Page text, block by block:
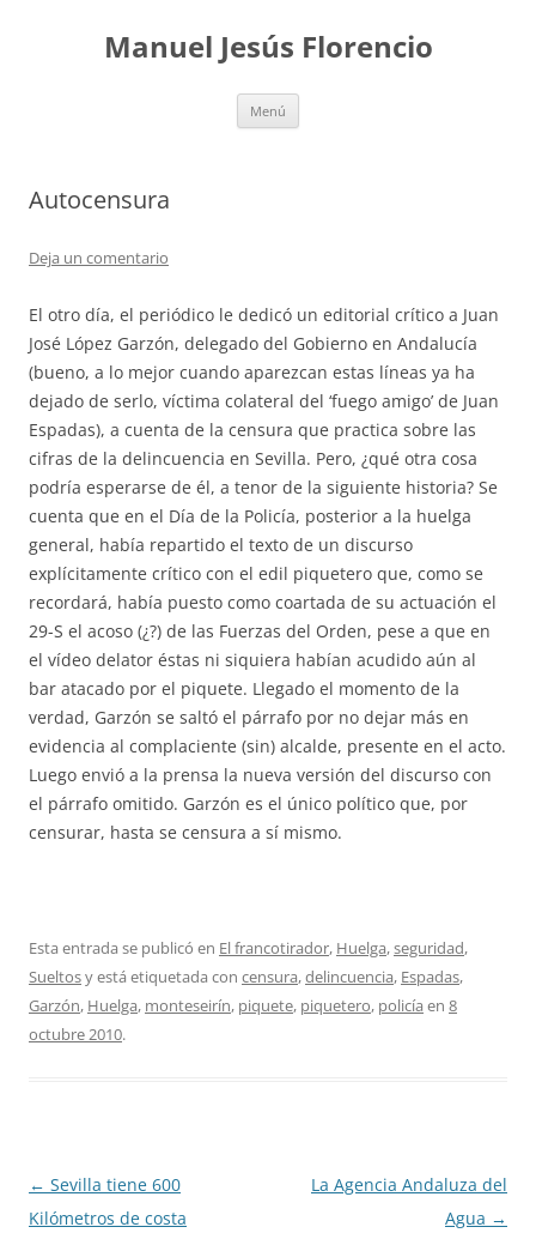
contenidoManuel Jesús Florencio
Menú
Autocensura
Deja un comentario
El otro día, el periódico le dedicó un editorial crítico a Juan
José López Garzón, delegado del Gobierno en Andalucía
(bueno, a lo mejor cuando aparezcan estas líneas ya ha
dejado de serlo, víctima colateral del ‘fuego amigo’ de Juan
Espadas), a cuenta de la censura que practica sobre las
cifras de la delincuencia en Sevilla. Pero, ¿qué otra cosa
podría esperarse de él, a tenor de la siguiente historia? Se
cuenta que en el Día de la Policía, posterior a la huelga
general, había repartido el texto de un discurso
explícitamente crítico con el edil piquetero que, como se
recordará, había puesto como coartada de su actuación el
29-S el acoso (¿?) de las Fuerzas del Orden, pese a que en
el vídeo delator éstas ni siquiera habían acudido aún al
bar atacado por el piquete. Llegado el momento de la
verdad, Garzón se saltó el párrafo por no dejar más en
evidencia al complaciente (sin) alcalde, presente en el acto.
Luego envió a la prensa la nueva versión del discurso con
el párrafo omitido. Garzón es el único político que, por
censurar, hasta se censura a sí mismo.
Esta entrada se publicó en El francotirador, Huelga,seguridad,
Sueltosy está etiquetada con censura,delincuencia, Espadas,
Garzón, Huelga, monteseirín, piquete, piquetero, policía en 8
octubre 2010.
Navegación
de
← Sevilla tiene 600
Kilómetros de costa
La Agencia Andaluza del
Agua →